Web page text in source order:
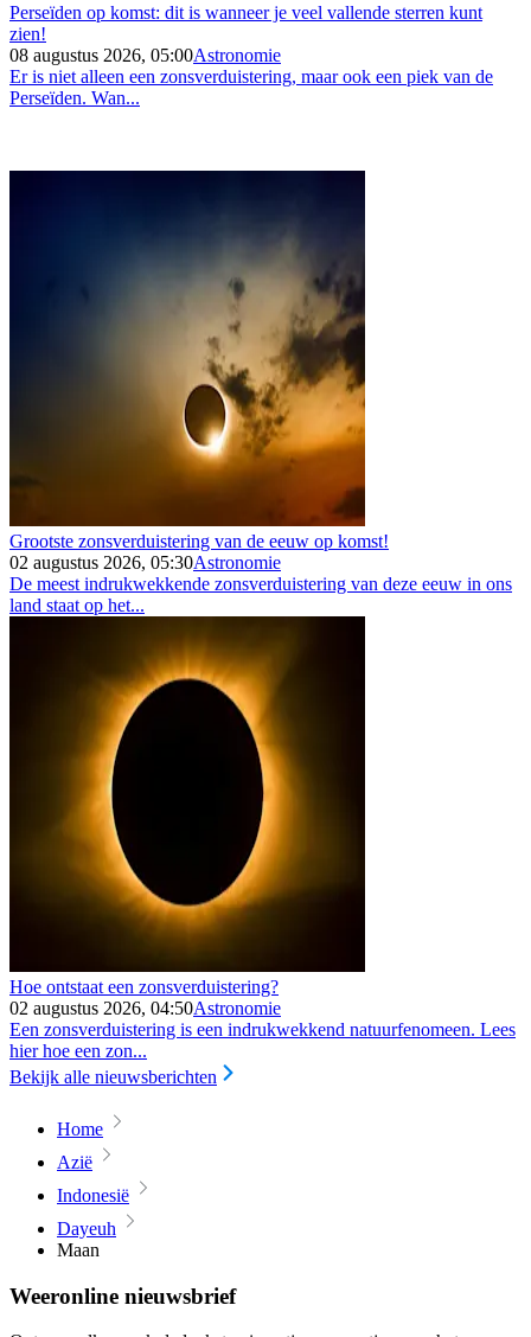
Perseïden op komst: dit is wanneer je veel vallende sterren kunt
zien!
08 augustus 2026, 05:00Astronomie
Er is niet alleen een zonsverduistering, maar ook een piek van de
Perseïden. Wan...
Grootste zonsverduistering van de eeuw op komst!
02 augustus 2026, 05:30Astronomie
De meest indrukwekkende zonsverduistering van deze eeuw in ons
land staat op het...
Hoe ontstaat een zonsverduistering?
02 augustus 2026, 04:50Astronomie
Een zonsverduistering is een indrukwekkend natuurfenomeen. Lees
hier hoe een zon...
Bekijk alle nieuwsberichten
Home
Azië
Indonesië
Dayeuh
Maan
Weeronline nieuwsbrief